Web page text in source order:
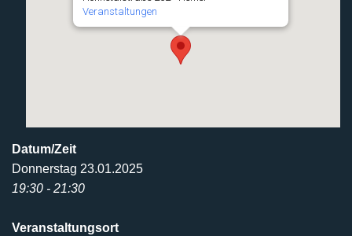
Veranstaltungen
Datum/Zeit
Donnerstag 23.01.2025
19:30 - 21:30
Veranstaltungsort